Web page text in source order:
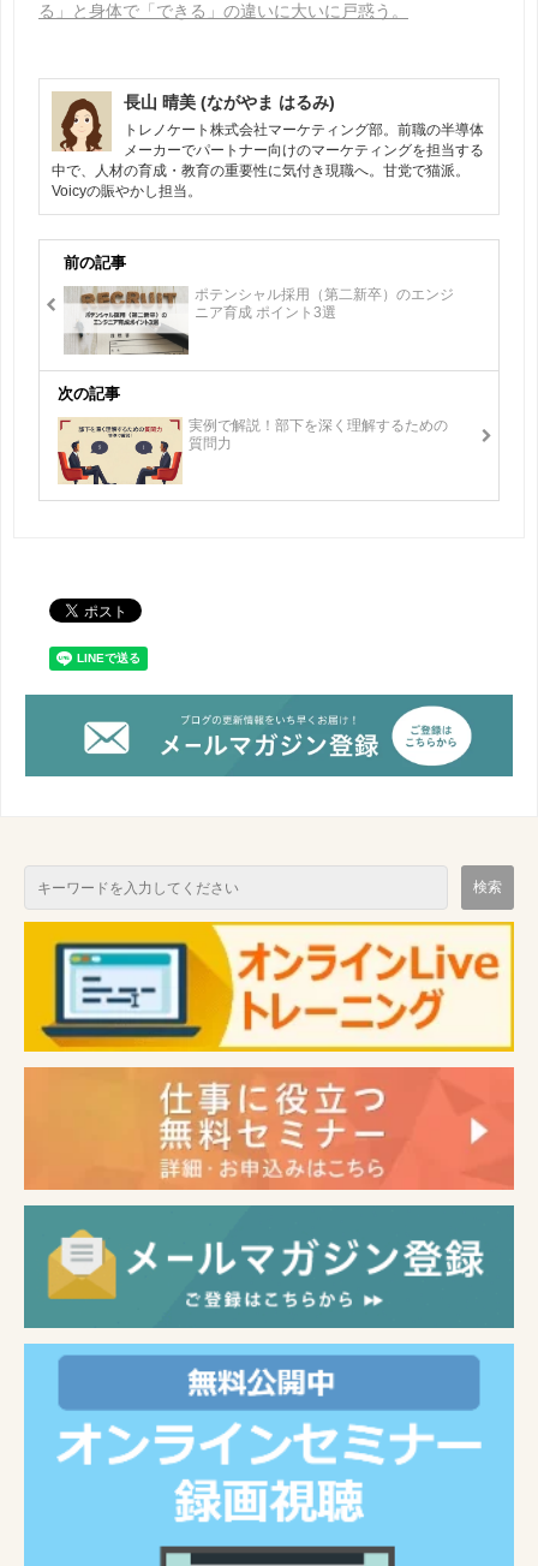
る」と身体で「できる」の違いに大いに戸惑う。
長山 晴美 (ながやま はるみ)
トレノケート株式会社マーケティング部。前職の半導体
メーカーでパートナー向けのマーケティングを担当する
中で、人材の育成・教育の重要性に気付き現職へ。甘党で猫派。
Voicyの賑やかし担当。
前の記事
ポテンシャル採用（第二新卒）のエンジ
ニア育成 ポイント3選
次の記事
実例で解説！部下を深く理解するための
質問力